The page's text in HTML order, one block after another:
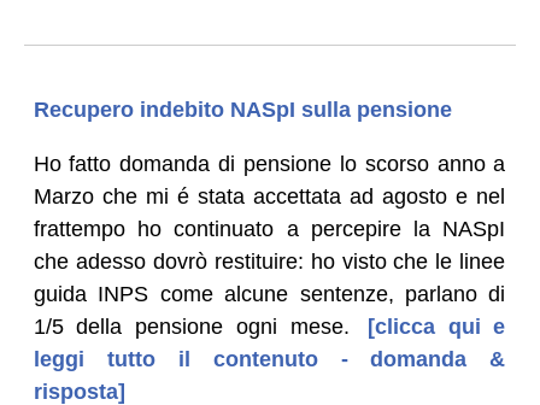
Recupero indebito NASpI sulla pensione
Ho fatto domanda di pensione lo scorso anno a
Marzo che mi é stata accettata ad agosto e nel
frattempo ho continuato a percepire la NASpI
che adesso dovrò restituire: ho visto che le linee
guida INPS come alcune sentenze, parlano di
1/5 della pensione ogni mese.
[clicca qui e
leggi tutto il contenuto - domanda &
risposta]